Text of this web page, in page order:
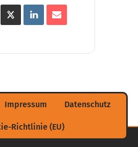
Impressum Datenschutz
Richtlinie (EU)